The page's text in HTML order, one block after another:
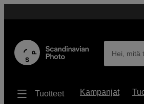
Hei, mitä
Tuotteet Kampanjat